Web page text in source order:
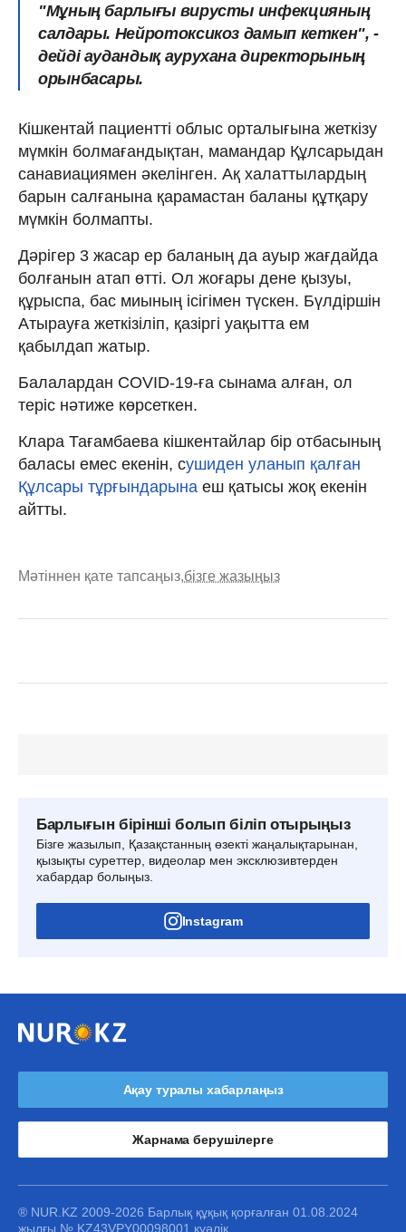
"Мұның барлығы вирусты инфекцияның
салдары. Нейротоксикоз дамып кеткен", -
дейді аудандық аурухана директорының
орынбасары.
Кішкентай пациентті облыс орталығына жеткізу
мүмкін болмағандықтан, мамандар Құлсарыдан
санавиациямен әкелінген. Ақ халаттылардың
барын салғанына қарамастан баланы құтқару
мүмкін болмапты.
Дәрігер 3 жасар ер баланың да ауыр жағдайда
болғанын атап өтті. Ол жоғары дене қызуы,
құрыспа, бас миының ісігімен түскен. Бүлдіршін
Атырауға жеткізіліп, қазіргі уақытта ем
қабылдап жатыр.
Балалардан COVID-19-ға сынама алған, ол
теріс нәтиже көрсеткен.
Клара Тағамбаева кішкентайлар бір отбасының
баласы емес екенін, сушиден уланып қалған
Құлсары тұрғындарына еш қатысы жоқ екенін
айтты.
Мәтіннен қате тапсаңыз,бізге жазыңыз
Барлығын бірінші болып біліп отырыңыз
Бізге жазылып, Қазақстанның өзекті жаңалықтарынан,
қызықты суреттер, видеолар мен эксклюзивтерден
хабардар болыңыз.
Instagram
Ақау туралы хабарлаңыз
Жарнама берушілерге
® NUR.KZ 2009-2026 Барлық құқық қорғалған 01.08.2024
жылғы № KZ43VPY00098001 куәлік.